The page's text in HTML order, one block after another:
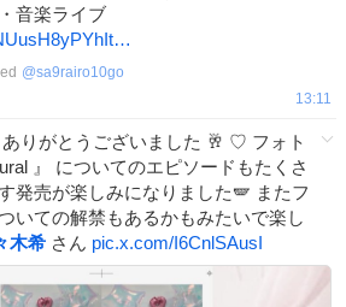
音楽ライブ
@sa9rairo10go
13:11
りがとうございました 🥂 ♡ フォト
』 についてのエピソードもたくさ
発売が楽しみになりました🪽 またフ
いての解禁もあるかもみたいで楽し
木希 さん pic.x.com/I6CnlSAusI